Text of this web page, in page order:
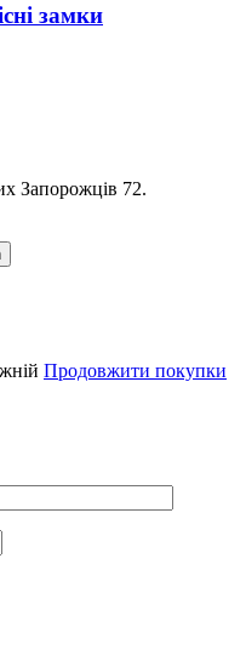
замки
Запорожців 72.
Продовжити покупки